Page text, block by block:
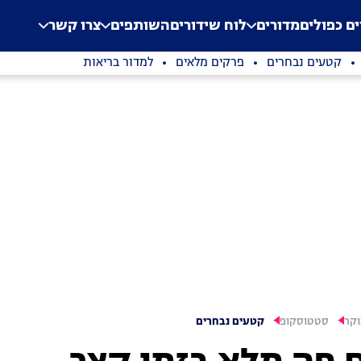
Application error: a
. כפוליםמדורים לוח שידוריםהשותפים צרו קשר
קטעים נבחרים פרקים מלאים למדור בריאות
סטטוסקופ קטעים נבחרים